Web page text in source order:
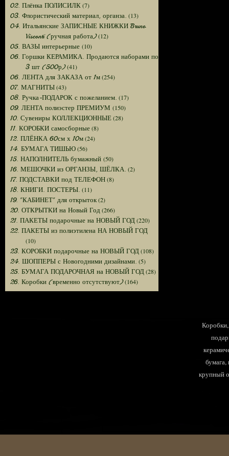
02. Плёнка ПОЛИСИЛК(7)
03. Флористический материал, органза. (13)
04. Итальянские ЗАПИСНЫЕ КНИЖКИ Bruno
Visconti (ручная работа)(12)
05. ВАЗЫ интерьерные (10)
06. Горшки КЕРАМИКА. Продаются наборами по
3 шт (500р)(41)
06. ЛЕНТА для ЗАКАЗА от 1м(254)
07. МАГНИТЫ(43)
08. Ручка-ПОДАРОК с пожеланием. (17)
09. ЛЕНТА полиэстер ПРЕМИУМ (150)
10. Сувениры КОЛЛЕКЦИОННЫЕ(28)
11. КОРОБКИ самосборные(8)
12. ПЛЁНКА 60см х 10м(24)
14. БУМАГА ТИШЬЮ(56)
15. НАПОЛНИТЕЛЬ бумажный (50)
16. МЕШОЧКИ из ОРГАНЗЫ, ШЁЛКА. (2)
17. ПОДСТАВКИ под ТЕЛЕФОН(8)
18. КНИГИ. ПОСТЕРЫ. (11)
19. "КАБИНЕТ" для открыток(2)
20. ОТКРЫТКИ на Новый Год (266)
21. ПАКЕТЫ подарочные на НОВЫЙ ГОД(220)
22. ПАКЕТЫ из полиэтилена НА НОВЫЙ ГОД
(10)
23. КОРОБКИ подарочные на НОВЫЙ ГОД(108)
24. ШОППЕРЫ с Новогодними дизайнами. (5)
25. БУМАГА ПОДАРОЧНАЯ на НОВЫЙ ГОД(28)
26. Коробки (временно отсутствуют)(164)
крупный